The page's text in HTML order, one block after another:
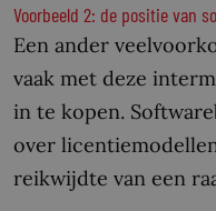
Voorbeeld 2: de positie van
Een ander
vaak met deze
in te kopen.
over
reikwijdte van een